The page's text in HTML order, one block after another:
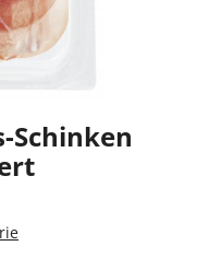
Schinken